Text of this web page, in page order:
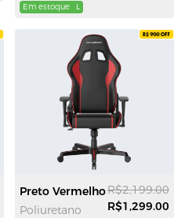
Em estoque L
Preto Vermelho
Poliuretano
R$2,199.00
R$1,299.00